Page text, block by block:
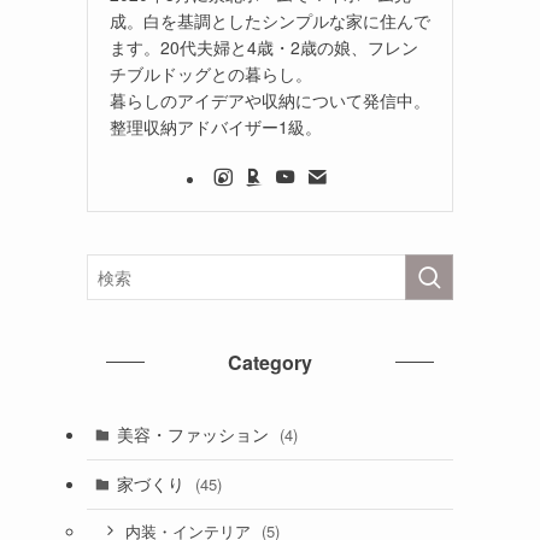
成。白を基調としたシンプルな家に住んで
ます。20代夫婦と4歳・2歳の娘、フレン
チブルドッグとの暮らし。
暮らしのアイデアや収納について発信中。
整理収納アドバイザー1級。
Category
美容・ファッション (4)
家づくり (45)
内装・インテリア (5)